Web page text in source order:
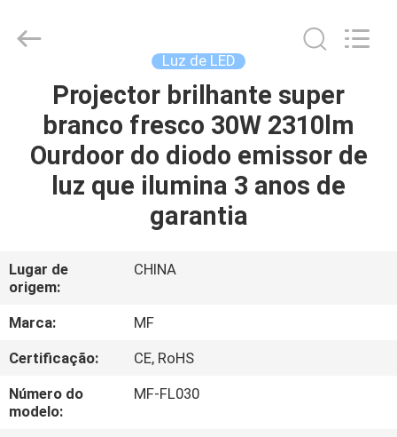
CASA
PRODUTOS
QUEM
SOMOS
EXCURSÃO
DA
FÁBRICA
Ming
Luz de LED
Projector brilhante super
branco fresco 30W 2310lm
Ourdoor do diodo emissor de
luz que ilumina 3 anos de
garantia
Lugar de
origem:
CHINA
Marca:
MF
Certificação:
CE, RoHS
Número do
modelo:
MF-FL030